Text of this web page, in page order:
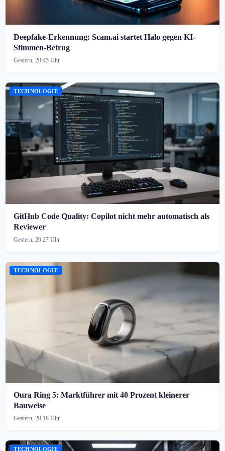
Deepfake-Erkennung: Scam.ai startet Halo gegen KI-
Stimmen-Betrug
Gestern, 20:45 Uhr
TECHNOLOGIE
GitHub Code Quality: Copilot nicht mehr automatisch als
Reviewer
Gestern, 20:27 Uhr
TECHNOLOGIE
Oura Ring 5: Marktführer mit 40 Prozent kleinerer
Bauweise
Gestern, 20:18 Uhr
TECHNOLOGIE